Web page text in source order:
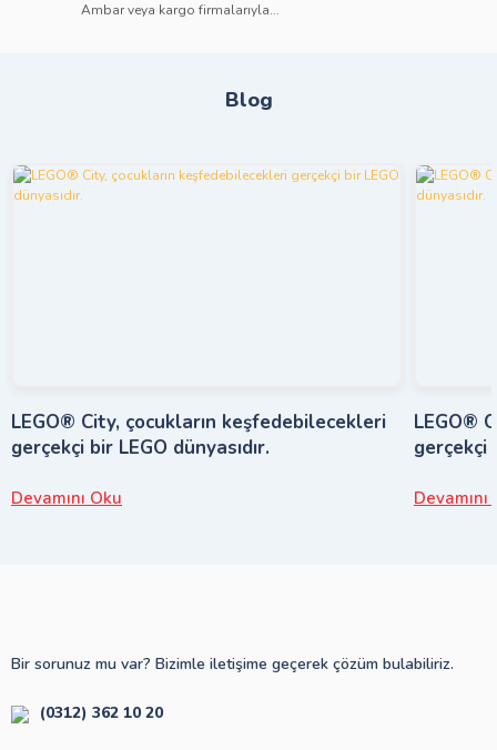
Ambar veya kargo firmalarıyla...
Blog
LEGO® City, çocukların keşfedebilecekleri
gerçekçi bir LEGO dünyasıdır.
Devamını Oku
LEGO®
gerçekçi
Devamını
Bir sorunuz mu var? Bizimle iletişime geçerek çözüm bulabiliriz.
(0312) 362 10 20